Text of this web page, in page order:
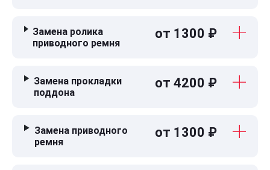
Замена ролика
приводного ремня
от 1300 ₽
Замена прокладки
поддона
от 4200 ₽
Замена приводного
ремня
от 1300 ₽